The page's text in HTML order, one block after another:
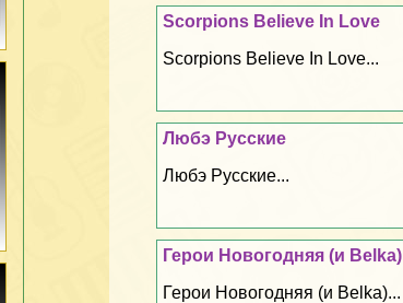
Scorpions Believe In Love
Scorpions Believe In Love...
Любэ Русские
Любэ Русские...
Герои Новогодняя (и Belka)
Герои Новогодняя (и Belka)...